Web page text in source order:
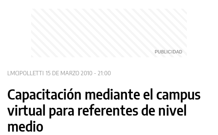
LMCIPOLLETTI 15 DE MARZO 2010 - 21:00
Capacitación mediante el campus
virtual para referentes de nivel
medio